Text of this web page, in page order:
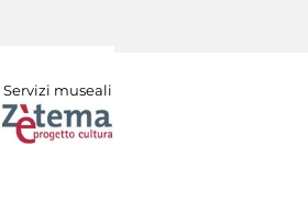
Servizi museali